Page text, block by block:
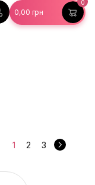
0,00 грн
0
1 2 3 →